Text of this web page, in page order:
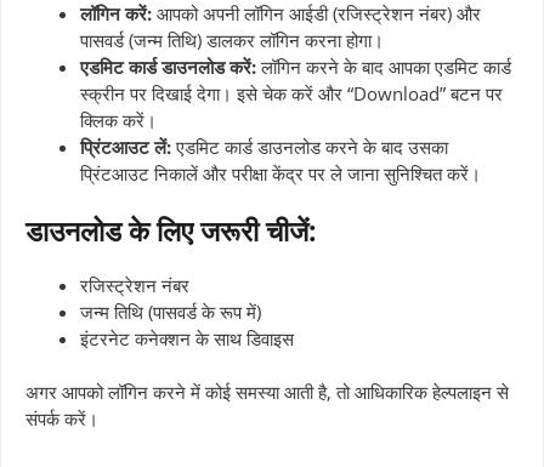
लॉगिन करें: आपको अपनी लॉगिन आईडी (रजिस्ट्रेशन नंबर) और
पासवर्ड (जन्म तिथि) डालकर लॉगिन करना होगा।
एडमिट कार्ड डाउनलोड करें:लॉगिन करने के बाद आपका एडमिट कार्ड
स्क्रीन पर दिखाई देगा। इसे चेक करें और “Download” बटन पर
क्लिक करें।
प्रिंटआउट लें:एडमिट कार्ड डाउनलोड करने के बाद उसका
प्रिंटआउट निकालें और परीक्षा केंद्र पर ले जाना सुनिश्चित करें।
डाउनलोड के लिए जरूरी चीजें:
रजिस्ट्रेशन नंबर
जन्म तिथि (पासवर्ड के रूप में)
इंटरनेट कनेक्शन के साथ डिवाइस
अगर आपको लॉगिन करने में कोई समस्या आती है, तो आधिकारिक हेल्पलाइन से
संपर्क करें।